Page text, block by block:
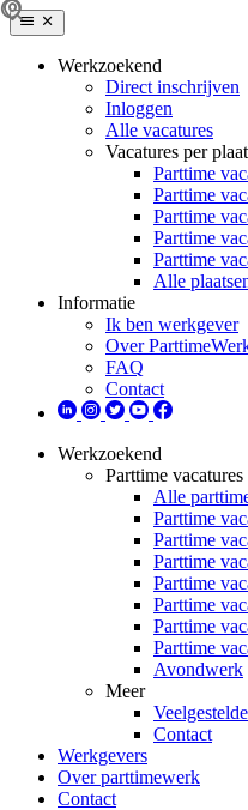
Werkzoekend
Direct inschrijven
Inloggen
Alle vacatures
Vacatures per
Parttime
Parttime
Parttime
Parttime
Parttime
Alle
Informatie
Ik ben werkgever
Over
FAQ
Contact
Werkzoekend
Parttime vacatures
Alle
Parttime
Parttime
Parttime
Parttime
Parttime
Parttime
Parttime
Avondwerk
Meer
Contact
Werkgevers
Over parttimewerk
Contact